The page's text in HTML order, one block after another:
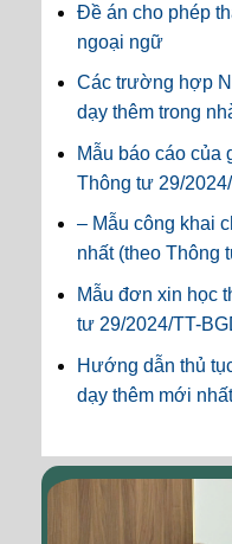
Đề án cho phép
ngoại ngữ
Các trường hợp
dạy thêm trong
Mẫu báo cáo của
Thông tư 29/
– Mẫu công khai
nhất (theo Thông
Mẫu đơn xin học
tư 29/2024/TT-
Hướng dẫn thủ
dạy thêm mới